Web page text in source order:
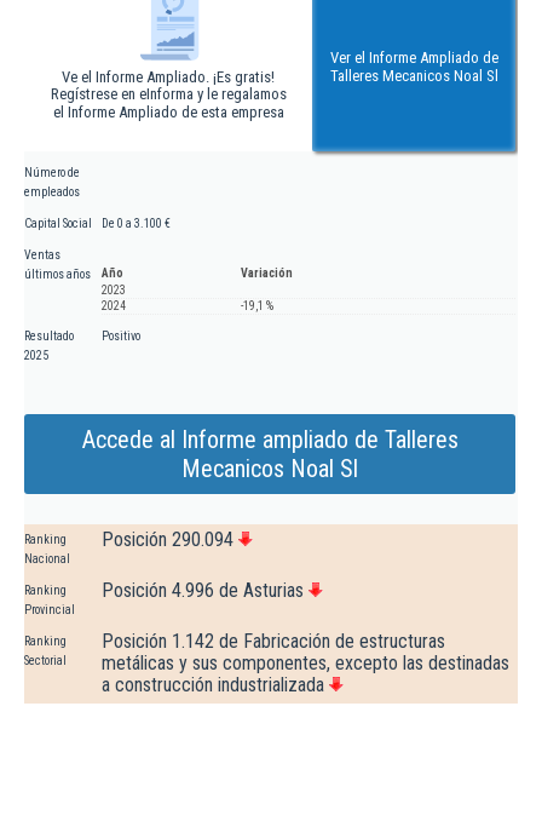
Ve el Informe Ampliado. ¡Es gratis!
Regístrese en eInforma y le regalamos
el Informe Ampliado de esta empresa
Ver el Informe Ampliado de
Talleres Mecanicos Noal Sl
Número de
empleados
Capital Social De 0 a 3.100 €
Ventas
últimos años
Año
Variación
2023
2024
-19,1 %
Resultado
2025
Positivo
Accede al Informe ampliado de Talleres
Mecanicos Noal Sl
Ranking
Nacional
Posición 290.094
Ranking
Provincial
Posición 4.996 de Asturias
Ranking
Sectorial
Posición 1.142 de Fabricación de estructuras
metálicas y sus componentes, excepto las destinadas
a construcción industrializada